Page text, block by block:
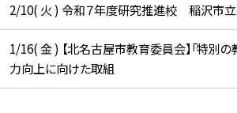
2/10( 火 ) 令和７年度研究推進校 稲沢市
1/16( 金 ) 【北名古屋市教育委員会】「特別
力向上に向けた取組